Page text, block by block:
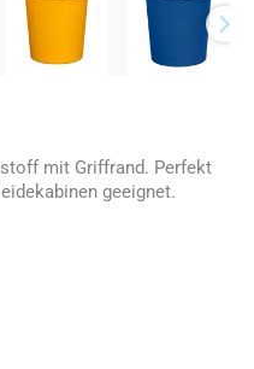
mit Griffrand. Perfekt
geeignet.